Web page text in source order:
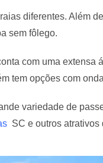
diferentes. Além
sem fôlego.
com uma extensa
tem opções com
variedade de
SC e outros